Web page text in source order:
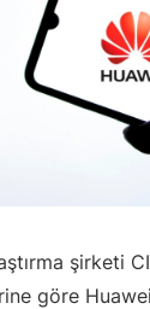
şirketi
göre